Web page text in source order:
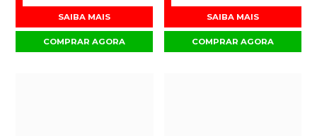
SAIBA MAIS
COMPRAR AGORA
SAIBA MAIS
COMPRAR AGORA